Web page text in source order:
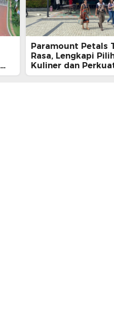
Paramount Petals
Rasa, Lengkapi
Kuliner dan
bagi Warga dan